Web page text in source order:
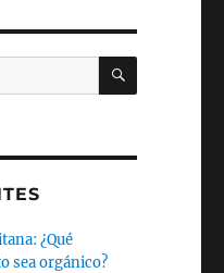
BUSCAR
¿Qué
sea orgánico?